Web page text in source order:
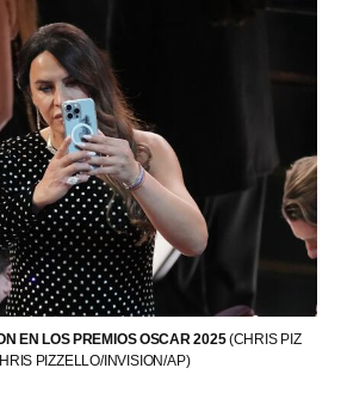
EN LOS PREMIOS OSCAR 2025(CHRIS PIZ
PIZZELLO/INVISION/AP)